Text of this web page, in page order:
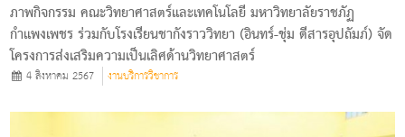
ภาพกิจกรรม คณะวิทยาศาสตร์และเทคโนโลยี มหาวิทยาลัยราชภัฏ
กำแพงเพชร ร่วมกับโรงเรียนชากังราววิทยา (อินทร์-ชุ่ม ดีสารอุปถัมภ์) จัด
โครงการส่งเสริมความเป็นเลิศด้านวิทยาศาสตร์
4 สิงหาคม 2567 งานบริการวิชาการ